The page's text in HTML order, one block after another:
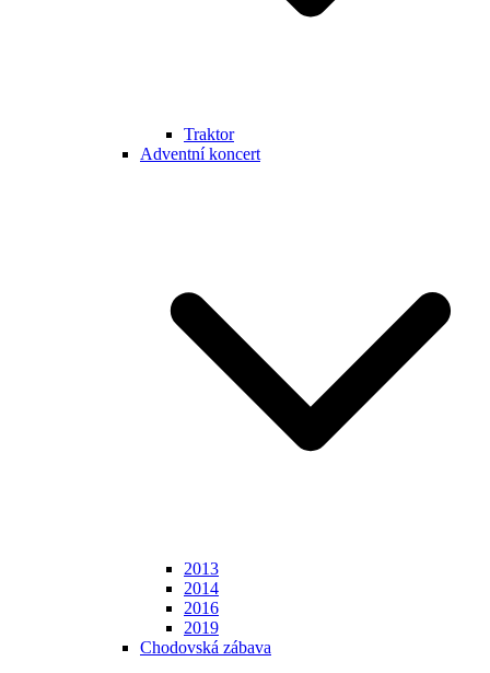
Traktor
Adventní koncert
2013
2014
2016
2019
Chodovská zábava